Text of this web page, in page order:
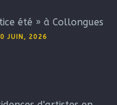
été » à Collongues
JUIN, 2026